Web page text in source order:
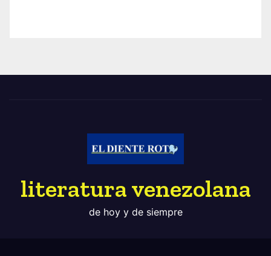
literatura venezolana
de hoy y de siempre